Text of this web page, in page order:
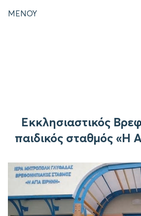
ΜΕΝΟΥ
Εκκλησιαστικός
παιδικός σταθμός «Η